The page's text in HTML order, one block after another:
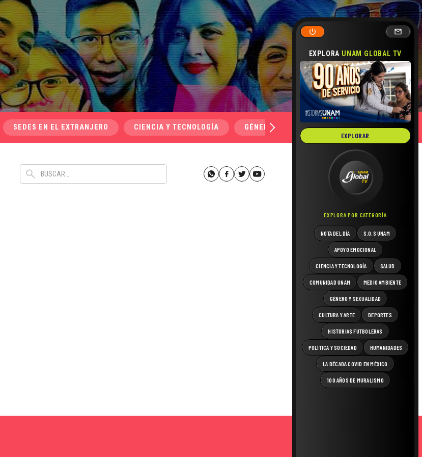
EXPLORA UNAM GLOBAL TV
EXPLORAR
EXPLORA POR CATEGORÍA
NOTA DEL DÍA S.O.S UNAM
APOYO EMOCIONAL
CIENCIA Y TECNOLOGÍA SALUD
COMUNIDAD UNAM MEDIO AMBIENTE
GÉNERO Y SEXUALIDAD
CULTURA Y ARTE DEPORTES
HISTORIAS FUTBOLERAS
POLÍTICA Y SOCIEDAD HUMANIDADES
LA DÉCADA COVID EN MÉXICO
100 AÑOS DE MURALISMO
SEDES EN EL EXTRANJERO CIENCIA Y TECNOLOGÍA GÉNERO Y SEXUALIDAD SALUD